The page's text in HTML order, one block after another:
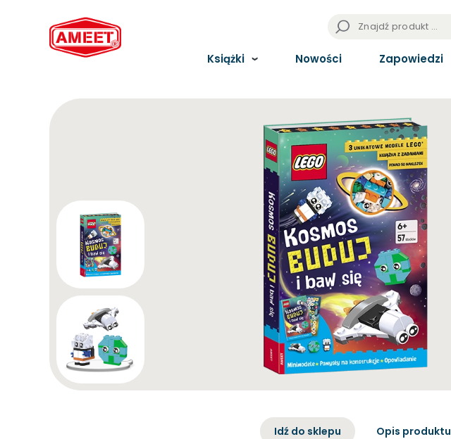
Książki Nowości Zapowiedzi
Idź do sklepu Opis produktu